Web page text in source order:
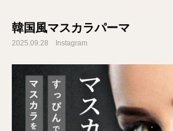
韓国風マスカラパーマ
2025.09.28 Instagram